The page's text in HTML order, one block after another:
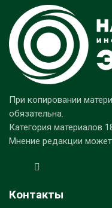
При копировании
обязательна.
Категория материалов
Мнение редакции
Контакты